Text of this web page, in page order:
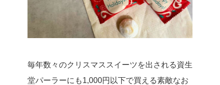
毎年数々のクリスマススイーツを出される資生
堂パーラーにも1,000円以下で買える素敵なお